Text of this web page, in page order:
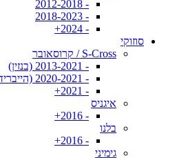
- 2012-2018
- 2018-2023
- 2024+
סוזוקי
S-Cross / קרוסאובר
- 2013-2021 (בנזין)
- 2020-2021 (הייבריד)
- 2021+
איגניס
- 2016+
בלנו
- 2016+
גימיני